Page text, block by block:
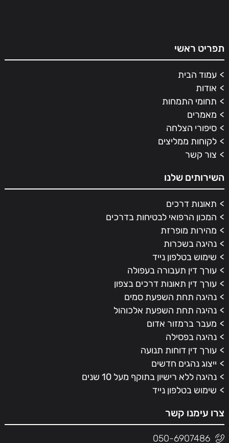
תפריט ראשי
עמוד הבית
אודות
תחומי התמחות
מאמרים
סיפורי הצלחה
לקוחות ממליצים
צור קשר
השירותים שלנו
תאונות דרכים
המכון הרפואי לבטיחות בדרכים
מהירות מופרזת
נהיגה בשכרות
שימוש בטלפון נייד
עורך דין תעבורה בעפולה
עורך דין תאונות דרכים בצפון
נהיגה תחת השפעת סמים
נהיגה תחת השפעת אלכוהול
מעבר ברמזור אדום
נהיגה בפסילה
עורך דין דוחות תנועה
ייצוג נהגים חדשים
נהיגה ללא רישיון בתוקף מעל 10 שנים
שימוש בטלפון נייד
צרו עימנו קשר
050-6907486